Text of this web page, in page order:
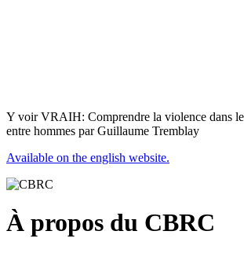
Y voir VRAIH: Comprendre la violence dans
entre hommes par Guillaume Tremblay
Available on the english website.
À propos du CBRC